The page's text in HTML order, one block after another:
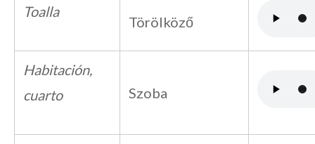
Toalla
Törölköző
Habitación,
cuarto
Szoba